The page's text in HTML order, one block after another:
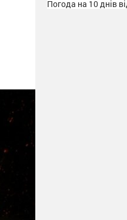
Погода на 10 днів